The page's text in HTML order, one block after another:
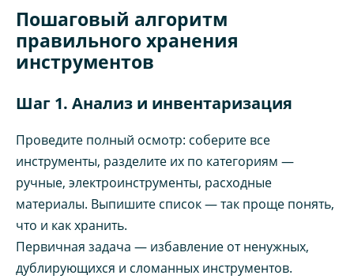
Пошаговый алгоритм
правильного хранения
инструментов
Шаг 1. Анализ и инвентаризация
Проведите полный осмотр: соберите все
инструменты, разделите их по категориям —
ручные, электроинструменты, расходные
материалы. Выпишите список — так проще понять,
что и как хранить.
Первичная задача — избавление от ненужных,
дублирующихся и сломанных инструментов.